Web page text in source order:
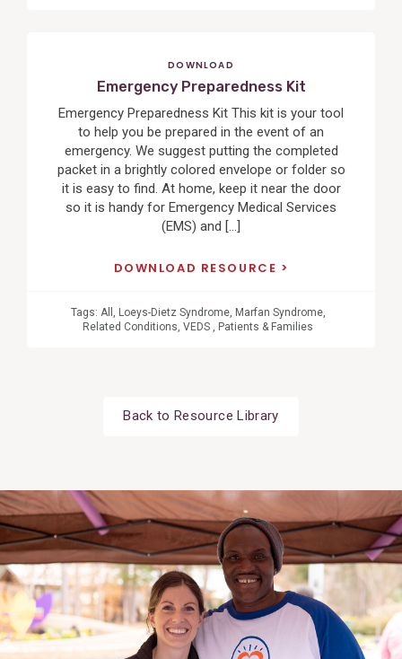
DOWNLOAD
Emergency Preparedness Kit
Emergency Preparedness Kit This kit is your tool
to help you be prepared in the event of an
emergency. We suggest putting the completed
packet in a brightly colored envelope or folder so
it is easy to find. At home, keep it near the door
so it is handy for Emergency Medical Services
(EMS) and […]
DOWNLOAD RESOURCE
Tags: All , Loeys-Dietz Syndrome, Marfan Syndrome,
Related Conditions, VEDS , Patients & Families
Back to Resource Library